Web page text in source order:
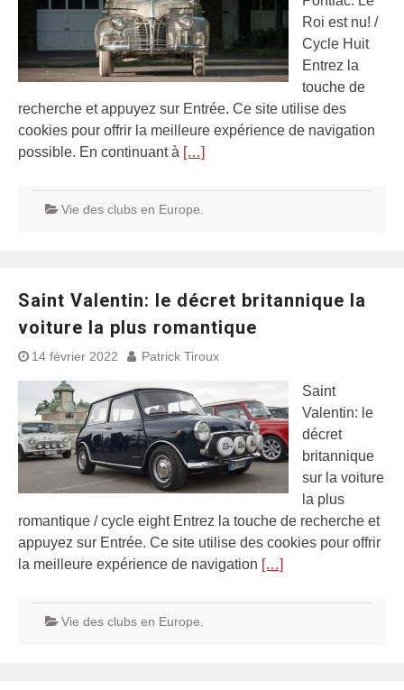
Roi est nu! /
Cycle Huit
Entrez la
touche de
recherche et appuyez sur Entrée. Ce site utilise des
cookies pour offrir la meilleure expérience de navigation
possible. En continuant à […]
Vie des clubs en Europe.
Saint Valentin: le décret britannique la
voiture la plus romantique
14 février 2022 Patrick Tiroux
Saint
Valentin: le
décret
britannique
sur la voiture
la plus
romantique / cycle eight Entrez la touche de recherche et
appuyez sur Entrée. Ce site utilise des cookies pour offrir
la meilleure expérience de navigation […]
Vie des clubs en Europe.